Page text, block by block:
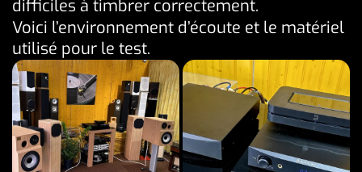
difficiles à timbrer correctement.
Voici l’environnement d’écoute et le matériel
utilisé pour le test.